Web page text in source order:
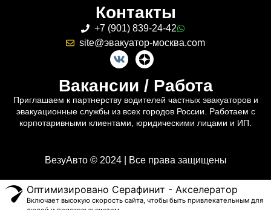
Контакты
+7 (901) 839-24-42
site@эвакуатор-москва.com
Вакансии / Работа
Приглашаем к партнерству водителей частных эвакуаторов и
эвакуационные службы из всех городов России. Работаем с
корпотаривными клиентами, юридическими лицами и ИП.
ВезуАвто © 2024 | Все права защищены
Оптимизировано Серафинит - Акселератор
Включает высокую скорость сайта, чтобы быть привлекательным для